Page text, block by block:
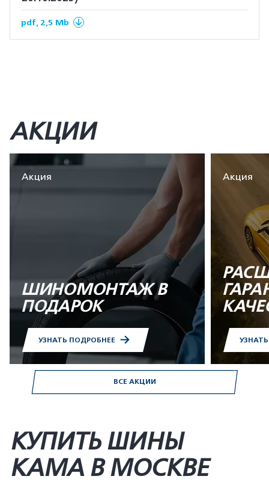
pdf, 2,5 Mb
ВСЕ АКЦИИ
АКЦИИ
Акция
ШИНОМОНТАЖ В
ПОДАРОК
УЗНАТЬ ПОДРОБНЕЕ
Акция
КУПИТЬ ШИНЫ
KAMA В МОСКВЕ